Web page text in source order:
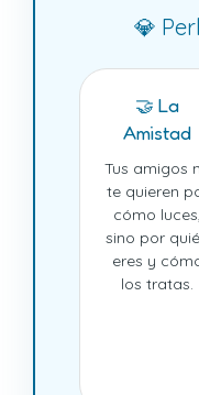
💎
🤝 La
Amistad
Tus amigos
te quieren
cómo luces,
sino por
eres y
los tratas.